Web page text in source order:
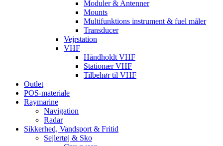
Moduler & Antenner
Mounts
Multifunktions instrument & fuel måler
Transducer
Vejrstation
VHF
Håndholdt VHF
Stationær VHF
Tilbehør til VHF
Outlet
POS-materiale
Raymarine
Navigation
Radar
Sikkerhed, Vandsport & Fritid
Sejlertøj & Sko